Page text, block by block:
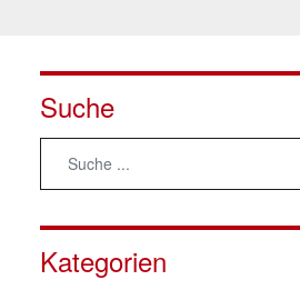
Suche
Kategorien